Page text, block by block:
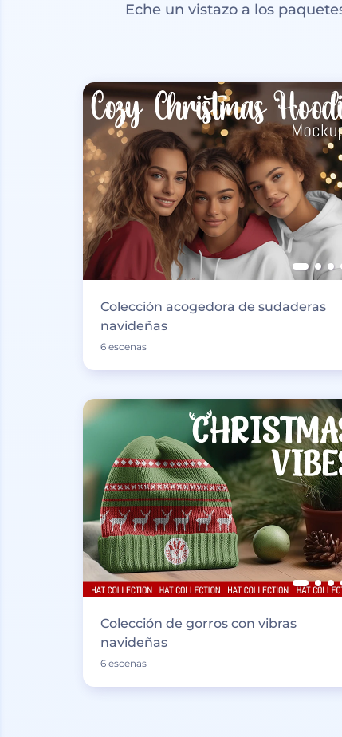
Eche un vistazo a los
Colección acogedora de sudaderas
navideñas
6 escenas
Colección de gorros con vibras
navideñas
6 escenas